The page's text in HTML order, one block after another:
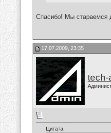
Спасибо! Мы стараемся
17.07.2009, 23:35
tech-
Цитата: